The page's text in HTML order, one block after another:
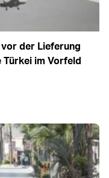
der Lieferung
Türkei im Vorfeld